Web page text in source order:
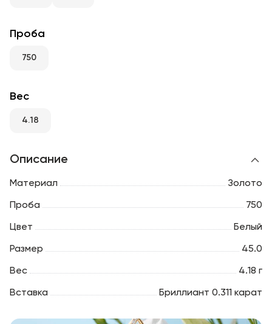
Проба
750
Вес
4.18
Описание
Материал Золото
Проба 750
Цвет Белый
Размер 45.0
Вес 4.18 г
Вставка Бриллиант 0.311 карат